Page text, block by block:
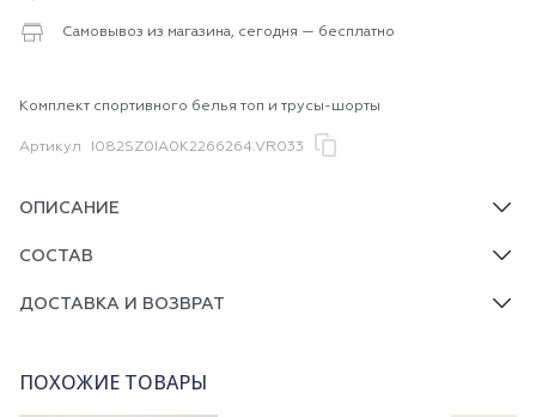
Самовывоз из магазина, сегодня — бесплатно
Комплект спортивного белья топ и трусы-шорты
Артикул I082SZ0IA0K2266264.VR033
ОПИСАНИЕ
СОСТАВ
ДОСТАВКА И ВОЗВРАТ
ПОХОЖИЕ ТОВАРЫ